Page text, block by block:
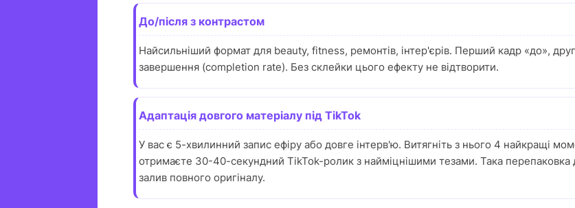
До/після з контрастом
Найсильніший формат для beauty, fitness, ремонтів, інтер'єрів. Перший кадр «до»,
завершення (completion rate). Без склейки цього ефекту не відтворити.
Адаптація довгого матеріалу під TikTok
У вас є 5-хвилинний запис ефіру або довге інтерв'ю. Витягніть з нього 4 найкращі
отримаєте 30-40-секундний TikTok-ролик з найміцнішими тезами. Така перепаковка
залив повного оригіналу.